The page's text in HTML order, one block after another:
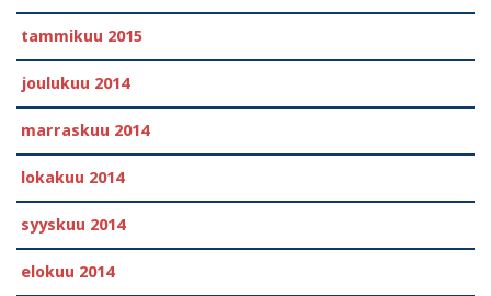
tammikuu 2015
joulukuu 2014
marraskuu 2014
lokakuu 2014
syyskuu 2014
elokuu 2014